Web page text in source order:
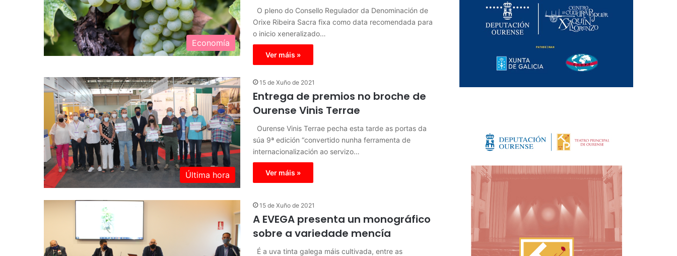
Economía
O pleno do Consello Regulador da Denominación de
Orixe Ribeira Sacra fixa como data recomendada para
o inicio xeneralizado…
Ver máis »
Última hora
15 de Xuño de 2021
Entrega de premios no broche de
Ourense Vinis Terrae
Ourense Vinis Terrae pecha esta tarde as portas da
súa 9ª edición “convertido nunha ferramenta de
internacionalización ao servizo…
Ver máis »
15 de Xuño de 2021
A EVEGA presenta un monográfico
sobre a variedade mencía
É a uva tinta galega máis cultivada, entre as